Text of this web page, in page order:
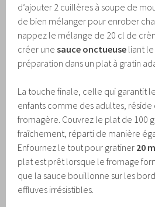
d’ajouter 2 cuillères à soupe de
de bien mélanger pour enrober
nappez le mélange de 20 cl de
créer unesauce onctueuse liant
préparation dans un plat à gratin
La touche finale, celle qui garantit
enfants comme des adultes,
fromagère. Couvrez le plat de 100
fraîchement, réparti de manière
Enfournez le tout pour gratiner 20
plat est prêt lorsque le fromage
que la sauce bouillonne sur les
effluves irrésistibles.